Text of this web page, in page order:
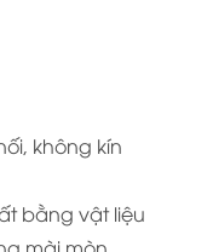
không kín
bằng vật liệu